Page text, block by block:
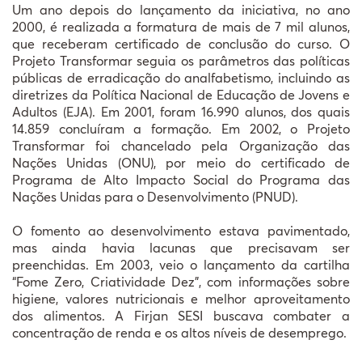
Um ano depois do lançamento da iniciativa, no ano
2000, é realizada a formatura de mais de 7 mil alunos,
que receberam certificado de conclusão do curso. O
Projeto Transformar seguia os parâmetros das políticas
públicas de erradicação do analfabetismo, incluindo as
diretrizes da Política Nacional de Educação de Jovens e
Adultos (EJA). Em 2001, foram 16.990 alunos, dos quais
14.859 concluíram a formação. Em 2002, o Projeto
Transformar foi chancelado pela Organização das
Nações Unidas (ONU), por meio do certificado de
Programa de Alto Impacto Social do Programa das
Nações Unidas para o Desenvolvimento (PNUD).
O fomento ao desenvolvimento estava pavimentado,
mas ainda havia lacunas que precisavam ser
preenchidas. Em 2003, veio o lançamento da cartilha
“Fome Zero, Criatividade Dez”, com informações sobre
higiene, valores nutricionais e melhor aproveitamento
dos alimentos. A Firjan SESI buscava combater a
concentração de renda e os altos níveis de desemprego.